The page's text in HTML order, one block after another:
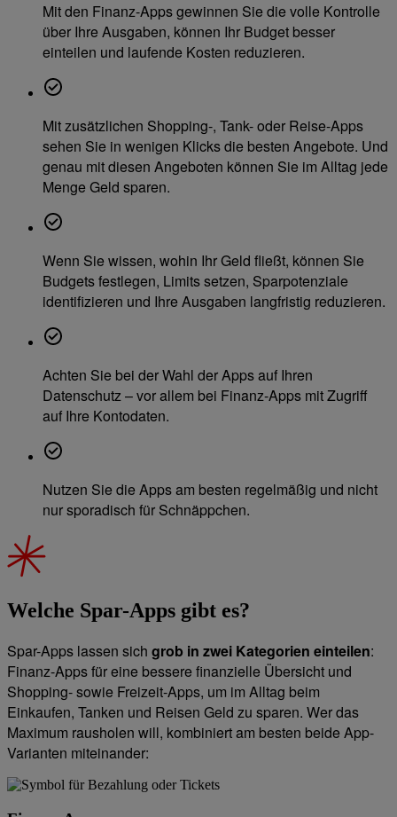
Mit den Finanz-Apps gewinnen Sie die volle Kontrolle
über Ihre Ausgaben, können Ihr Budget besser
einteilen und laufende Kosten reduzieren.
Mit zusätzlichen Shopping-, Tank- oder Reise-Apps
sehen Sie in wenigen Klicks die besten Angebote. Und
genau mit diesen Angeboten können Sie im Alltag jede
Menge Geld sparen.
Wenn Sie wissen, wohin Ihr Geld fließt, können Sie
Budgets festlegen, Limits setzen, Sparpotenziale
identifizieren und Ihre Ausgaben langfristig reduzieren.
Achten Sie bei der Wahl der Apps auf Ihren
Datenschutz – vor allem bei Finanz-Apps mit Zugriff
auf Ihre Kontodaten.
Nutzen Sie die Apps am besten regelmäßig und nicht
nur sporadisch für Schnäppchen.
Welche Spar-Apps gibt es?
Spar-Apps lassen sich grob in zwei Kategorien einteilen:
Finanz-Apps für eine bessere finanzielle Übersicht und
Shopping- sowie Freizeit-Apps, um im Alltag beim
Einkaufen, Tanken und Reisen Geld zu sparen. Wer das
Maximum rausholen will, kombiniert am besten beide App-
Varianten miteinander: